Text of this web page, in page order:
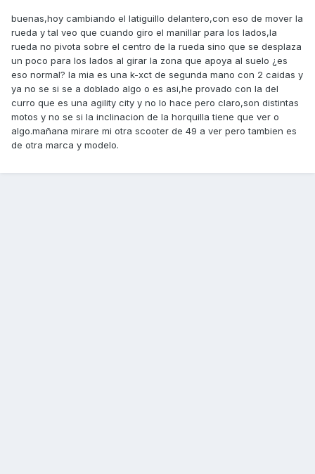
buenas,hoy cambiando el latiguillo delantero,con eso de mover la
rueda y tal veo que cuando giro el manillar para los lados,la
rueda no pivota sobre el centro de la rueda sino que se desplaza
un poco para los lados al girar la zona que apoya al suelo ¿es
eso normal? la mia es una k-xct de segunda mano con 2 caidas y
ya no se si se a doblado algo o es asi,he provado con la del
curro que es una agility city y no lo hace pero claro,son distintas
motos y no se si la inclinacion de la horquilla tiene que ver o
algo.mañana mirare mi otra scooter de 49 a ver pero tambien es
de otra marca y modelo.